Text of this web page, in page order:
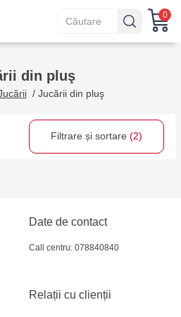
0
din pluş
/ Jucării din pluş
Filtrare și sortare (2)
Relații cu clienții
Date de contact
Call centru: 078840840